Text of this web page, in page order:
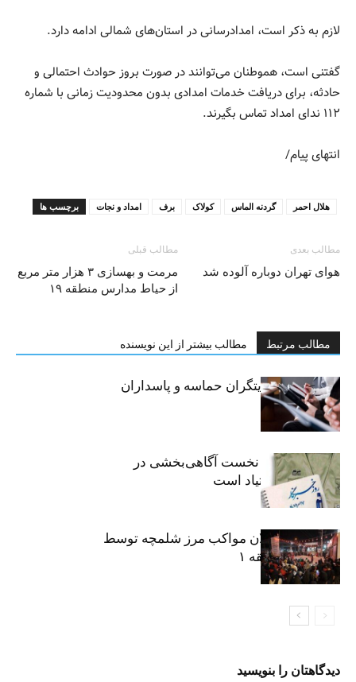
لازم به ذکر است، امدادرسانی در استان‎‌های شمالی ادامه دارد.
گفتنی است، هم‎وطنان می‌توانند در صورت بروز حوادث احتمالی و
حادثه، برای دریافت خدمات امدادی بدون محدودیت زمانی با شماره
۱۱۲ ندای امداد تماس بگیرند.
انتهای پیام/
برچسب ها امداد و نجات برف کولاک گردنه الماس هلال احمر
مطالب قبلی
مرمت و بهسازی ۳ هزار متر مربع
از حیاط مدارس منطقه ۱۹
مطالب بعدی
هوای تهران دوباره آلوده شد
مطالب مرتبط مطالب بیشتر از این نویسنده
خبرنگاران، روایتگران حماسه و پاسداران
حقیقت
«رسانه» سنگر نخست آگاهی‌بخشی در
پیشگیری از اعتیاد است
نکوداشت فعالان مواکب مرز شلمچه توسط
شهرداری منطقه ۱
دیدگاهتان را بنویسید